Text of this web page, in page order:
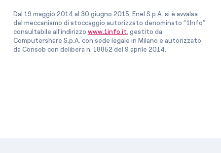
Dal 19 maggio 2014 al 30 giugno 2015, Enel S.p.A. si è avvalsa
del meccanismo di stoccaggio autorizzato denominato “1Info”
consultabile all’indirizzo www.1info.it, gestito da
Computershare S.p.A. con sede legale in Milano e autorizzato
da Consob con delibera n. 18852 del 9 aprile 2014.